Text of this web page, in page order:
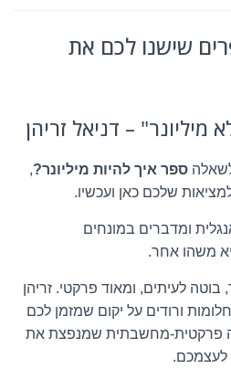
שישנו לכם את
ספר איך להיות מיליונר?,
שלכם כאן ועכשיו.
ומדברים במונחים
משהו אחר.
בוטה לעיתים, ומאוד פרקטי. זריהן
ורודים על יקום שמזמן לכם
פרקטית-מחשבתית שמנפצת את
לעצמכם.